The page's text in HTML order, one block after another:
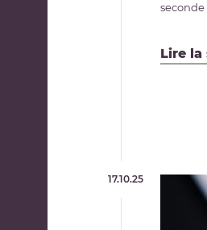
seconde
Lire la
17.10.25